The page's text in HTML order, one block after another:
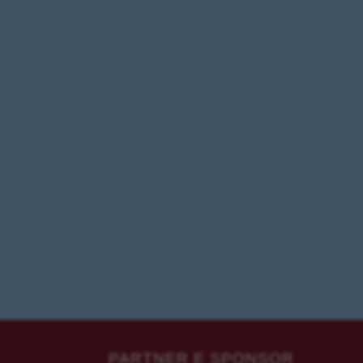
PARTNER E SPONSOR